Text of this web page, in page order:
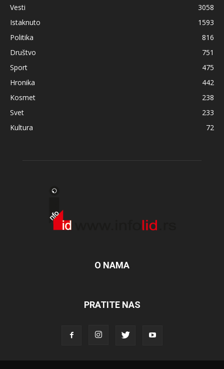
Vesti
3058
Istaknuto
1593
Politika
816
Društvo
751
Sport
475
Hronika
442
Kosmet
238
Svet
233
Kultura
72
O NAMA
PRATITE NAS